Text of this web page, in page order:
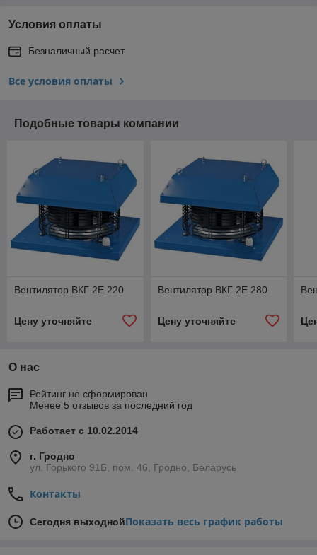
Условия оплаты
Безналичный расчет
Все условия оплаты
Подобные товары компании
Вентилятор ВКГ 2Е 220
Цену уточняйте
Вентилятор ВКГ 2Е 280
Цену уточняйте
О нас
Рейтинг не сформирован
Менее 5 отзывов за последний год
Работает с 10.02.2014
г. Гродно
ул. Горького 91Б, пом. 46, Гродно, Беларусь
Контакты
Сегодня выходнойПоказать весь график работы